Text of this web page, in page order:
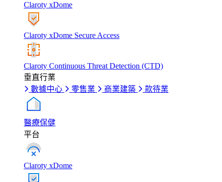
Claroty xDome
Claroty xDome Secure Access
Claroty Continuous Threat Detection (CTD)
垂直行業
數據中心
零售業 商業建築 款待業
醫療保健
平台
Claroty xDome